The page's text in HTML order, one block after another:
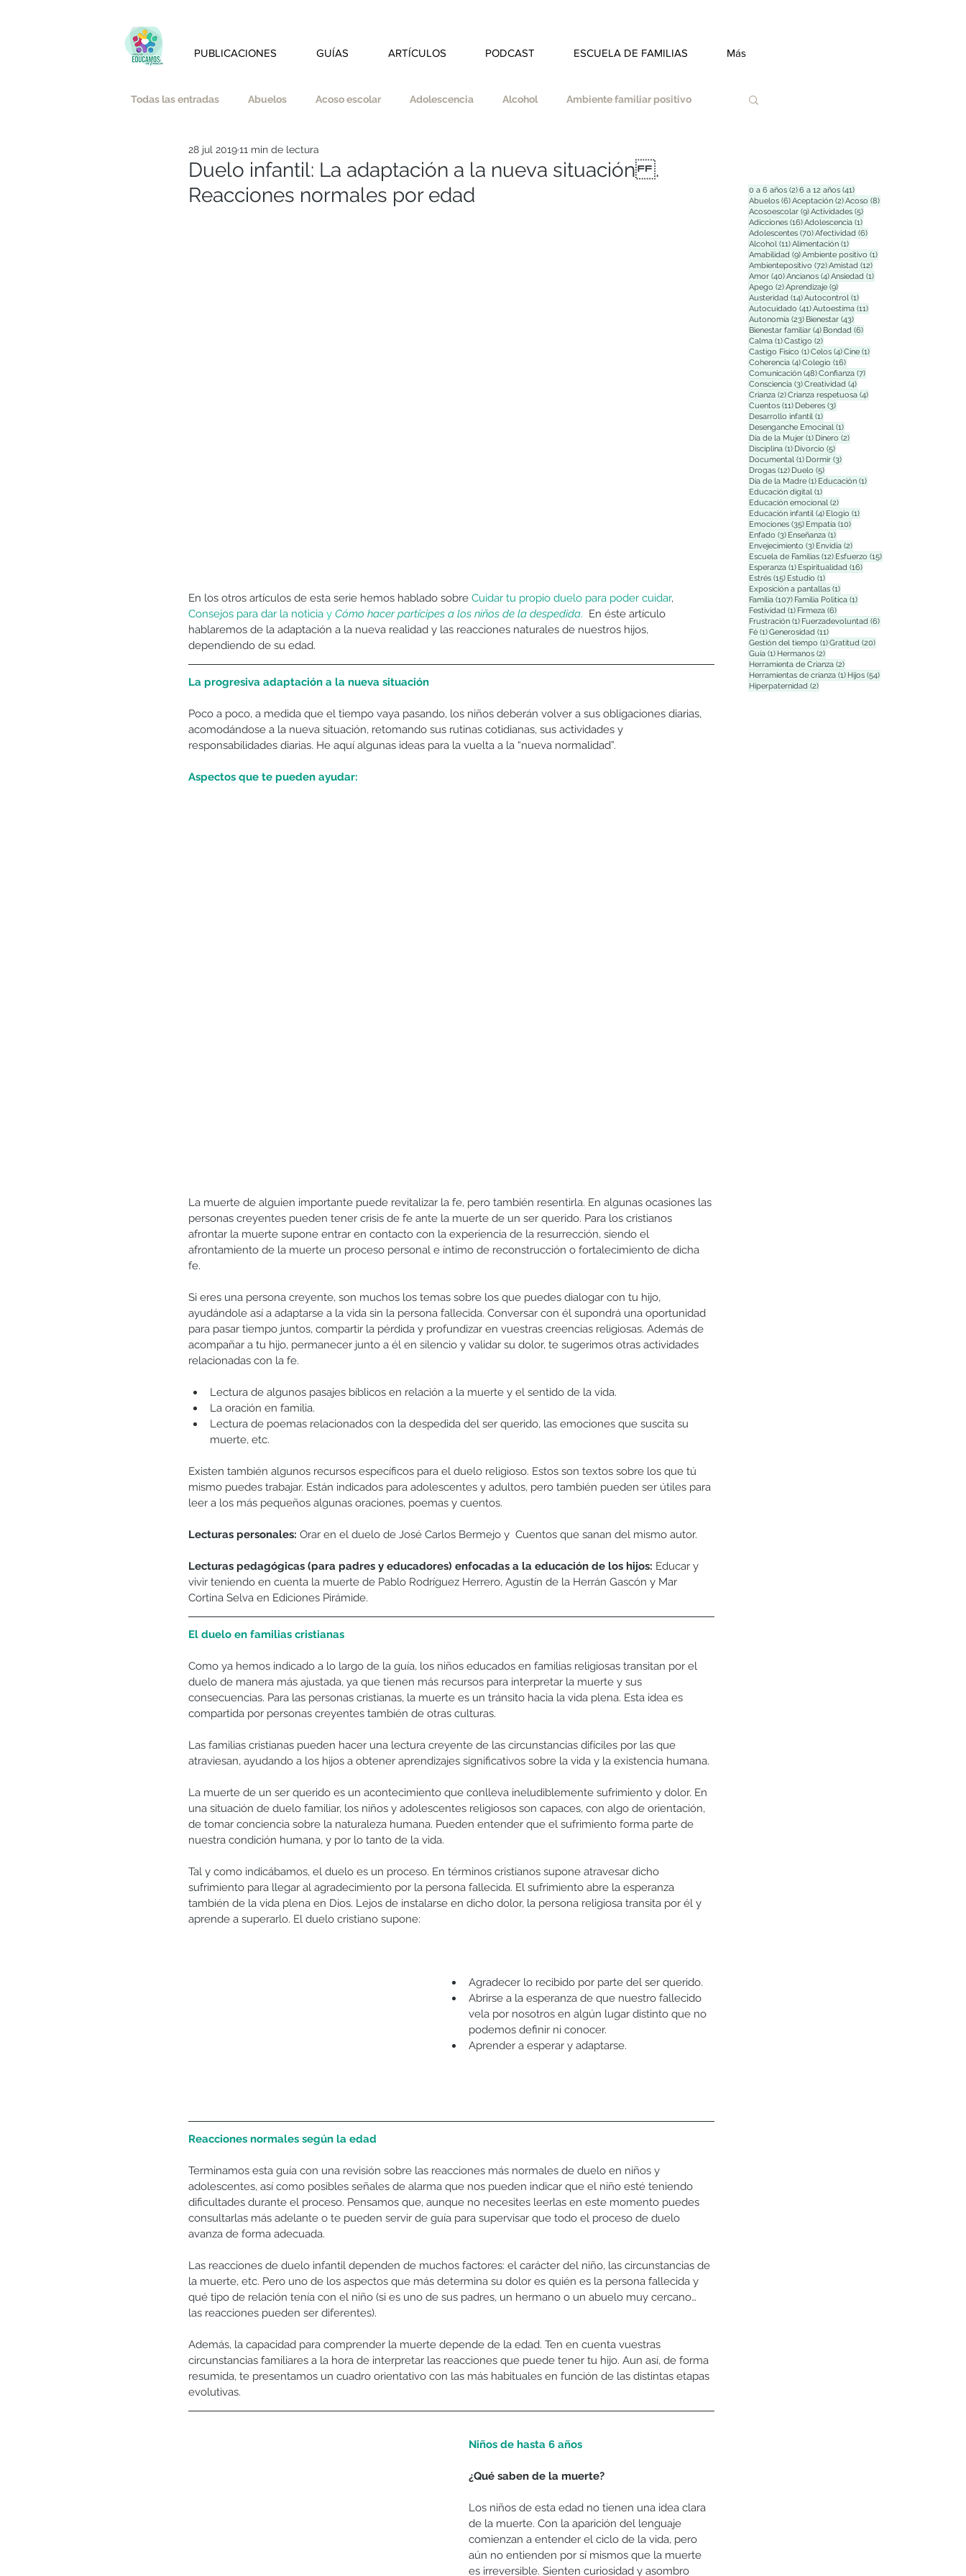
PUBLICACIONES GUÍAS ARTÍCULOS PODCAST ESCUELA DE FAMILIAS Más
Todas las entradas Abuelos Acoso escolar Adolescencia Alcohol Ambiente familiar positivo
Amistad Amor Austeridad
Duelo infantil: La adaptación a la nueva situación .
Reacciones normales por edad
28 jul 201911 min de lectura
En los otros artículos de esta serie hemos hablado sobre Cuidar tu propio duelo para poder cuidar,
Consejos para dar la noticia y Cómo hacer partícipes a los niños de la despedida. En éste artículo
hablaremos de la adaptación a la nueva realidad y las reacciones naturales de nuestros hijos,
dependiendo de su edad.
La progresiva adaptación a la nueva situación
Poco a poco, a medida que el tiempo vaya pasando, los niños deberán volver a sus obligaciones diarias,
acomodándose a la nueva situación, retomando sus rutinas cotidianas, sus actividades y
responsabilidades diarias. He aquí algunas ideas para la vuelta a la “nueva normalidad”.
Aspectos que te pueden ayudar:
La muerte de alguien importante puede revitalizar la fe, pero también resentirla. En algunas ocasiones las
personas creyentes pueden tener crisis de fe ante la muerte de un ser querido. Para los cristianos
afrontar la muerte supone entrar en contacto con la experiencia de la resurrección, siendo el
afrontamiento de la muerte un proceso personal e íntimo de reconstrucción o fortalecimiento de dicha
fe.
Si eres una persona creyente, son muchos los temas sobre los que puedes dialogar con tu hijo,
ayudándole así a adaptarse a la vida sin la persona fallecida. Conversar con él supondrá una oportunidad
para pasar tiempo juntos, compartir la pérdida y profundizar en vuestras creencias religiosas. Además de
acompañar a tu hijo, permanecer junto a él en silencio y validar su dolor, te sugerimos otras actividades
relacionadas con la fe.
Lectura de algunos pasajes bíblicos en relación a la muerte y el sentido de la vida.
La oración en familia.
Lectura de poemas relacionados con la despedida del ser querido, las emociones que suscita su
muerte, etc.
Existen también algunos recursos específicos para el duelo religioso. Estos son textos sobre los que tú
mismo puedes trabajar. Están indicados para adolescentes y adultos, pero también pueden ser útiles para
leer a los más pequeños algunas oraciones, poemas y cuentos.
Lecturas personales: Orar en el duelo de José Carlos Bermejo y  Cuentos que sanan del mismo autor.
Lecturas pedagógicas (para padres y educadores) enfocadas a la educación de los hijos: Educar y
vivir teniendo en cuenta la muerte de Pablo Rodríguez Herrero, Agustín de la Herrán Gascón y Mar
Cortina Selva en Ediciones Pirámide.
El duelo en familias cristianas
Como ya hemos indicado a lo largo de la guía, los niños educados en familias religiosas transitan por el
duelo de manera más ajustada, ya que tienen más recursos para interpretar la muerte y sus
consecuencias. Para las personas cristianas, la muerte es un tránsito hacia la vida plena. Esta idea es
compartida por personas creyentes también de otras culturas.
Las familias cristianas pueden hacer una lectura creyente de las circunstancias difíciles por las que
atraviesan, ayudando a los hijos a obtener aprendizajes significativos sobre la vida y la existencia humana.
La muerte de un ser querido es un acontecimiento que conlleva ineludiblemente sufrimiento y dolor. En
una situación de duelo familiar, los niños y adolescentes religiosos son capaces, con algo de orientación,
de tomar conciencia sobre la naturaleza humana. Pueden entender que el sufrimiento forma parte de
nuestra condición humana, y por lo tanto de la vida.
Tal y como indicábamos, el duelo es un proceso. En términos cristianos supone atravesar dicho
sufrimiento para llegar al agradecimiento por la persona fallecida. El sufrimiento abre la esperanza
también de la vida plena en Dios. Lejos de instalarse en dicho dolor, la persona religiosa transita por él y
aprende a superarlo. El duelo cristiano supone:
Agradecer lo recibido por parte del ser querido.
Abrirse a la esperanza de que nuestro fallecido
vela por nosotros en algún lugar distinto que no
podemos definir ni conocer.
Aprender a esperar y adaptarse.
Reacciones normales según la edad
Terminamos esta guía con una revisión sobre las reacciones más normales de duelo en niños y
adolescentes, así como posibles señales de alarma que nos pueden indicar que el niño esté teniendo
dificultades durante el proceso. Pensamos que, aunque no necesites leerlas en este momento puedes
consultarlas más adelante o te pueden servir de guía para supervisar que todo el proceso de duelo
avanza de forma adecuada.
Las reacciones de duelo infantil dependen de muchos factores: el carácter del niño, las circunstancias de
la muerte, etc. Pero uno de los aspectos que más determina su dolor es quién es la persona fallecida y
qué tipo de relación tenía con el niño (si es uno de sus padres, un hermano o un abuelo muy cercano…
las reacciones pueden ser diferentes).
Además, la capacidad para comprender la muerte depende de la edad. Ten en cuenta vuestras
circunstancias familiares a la hora de interpretar las reacciones que puede tener tu hijo. Aun así, de forma
resumida, te presentamos un cuadro orientativo con las más habituales en función de las distintas etapas
evolutivas.
Niños de hasta 6 años
¿Qué saben de la muerte?
Los niños de esta edad no tienen una idea clara
de la muerte. Con la aparición del lenguaje
comienzan a entender el ciclo de la vida, pero
aún no entienden por sí mismos que la muerte
es irreversible. Sienten curiosidad y asombro
0 a 6 años (2)2 entradas
6 a 12 años (41)41 entradas
Abuelos (6)6 entradas
Aceptación (2)2 entradas
Acoso (8)8 entradas
Acosoescolar (9)9 entradas
Actividades (5)5 entradas
Adicciones (16)16 entradas
Adolescencia (1)1 entrada
Adolescentes (70)70 entradas
Afectividad (6)6 entradas
Alcohol (11)11 entradas
Alimentación (1)1 entrada
Amabilidad (9)9 entradas
Ambiente positivo (1)1 entrada
Ambientepositivo (72)72 entradas
Amistad (12)12 entradas
Amor (40)40 entradas
Ancianos (4)4 entradas
Ansiedad (1)1 entrada
Apego (2)2 entradas
Aprendizaje (9)9 entradas
Austeridad (14)14 entradas
Autocontrol (1)1 entrada
Autocuidado (41)41 entradas
Autoestima (11)11 entradas
Autonomía (23)23 entradas
Bienestar (43)43 entradas
Bienestar familiar (4)4 entradas
Bondad (6)6 entradas
Calma (1)1 entrada
Castigo (2)2 entradas
Castigo Físico (1)1 entrada
Celos (4)4 entradas
Cine (1)1 entrada
Coherencia (4)4 entradas
Colegio (16)16 entradas
Comunicación (48)48 entradas
Confianza (7)7 entradas
Consciencia (3)3 entradas
Creatividad (4)4 entradas
Crianza (2)2 entradas
Crianza respetuosa (4)4 entradas
Cuentos (11)11 entradas
Deberes (3)3 entradas
Desarrollo infantil (1)1 entrada
Desenganche Emocinal (1)1 entrada
Dia de la Mujer (1)1 entrada
Dinero (2)2 entradas
Disciplina (1)1 entrada
Divorcio (5)5 entradas
Documental (1)1 entrada
Dormir (3)3 entradas
Drogas (12)12 entradas
Duelo (5)5 entradas
Día de la Madre (1)1 entrada
Educación (1)1 entrada
Educación digital (1)1 entrada
Educación emocional (2)2 entradas
Educación infantil (4)4 entradas
Elogio (1)1 entrada
Emociones (35)35 entradas
Empatía (10)10 entradas
Enfado (3)3 entradas
Enseñanza (1)1 entrada
Envejecimiento (3)3 entradas
Envidia (2)2 entradas
Escuela de Familias (12)12 entradas
Esfuerzo (15)15 entradas
Esperanza (1)1 entrada
Espiritualidad (16)16 entradas
Estrés (15)15 entradas
Estudio (1)1 entrada
Exposición a pantallas (1)1 entrada
Familia (107)107 entradas
Familia Polìtica (1)1 entrada
Festividad (1)1 entrada
Firmeza (6)6 entradas
Frustración (1)1 entrada
Fuerzadevoluntad (6)6 entradas
Fé (1)1 entrada
Generosidad (11)11 entradas
Gestión del tiempo (1)1 entrada
Gratitud (20)20 entradas
Guía (1)1 entrada
Hermanos (2)2 entradas
Herramienta de Crianza (2)2 entradas
Herramientas de crianza (1)1 entrada
Hijos (54)54 entradas
Hiperpaternidad (2)2 entradas